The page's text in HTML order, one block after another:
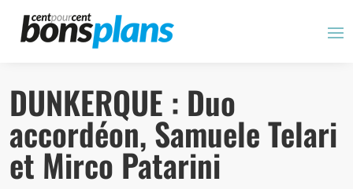
DUNKERQUE : Duo
accordéon, Samuele Telari
et Mirco Patarini